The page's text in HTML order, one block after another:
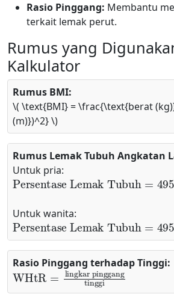
Rasio Pinggang: Membantu
terkait lemak perut.
Rumus yang
Kalkulator
Rumus BMI:
\( \text{BMI} = \frac{\text{berat
(m)})^2} \)
Rumus Lemak Tubuh Angkatan
Untuk pria:
Persentase Lemak Tubuh=495 1.0324 − 0.19077 ⋅
−450
Untuk wanita:
Persentase Lemak Tubuh 495
Rasio Pinggang terhadap Tinggi:
WHtR=
lingkar pinggangtinggi